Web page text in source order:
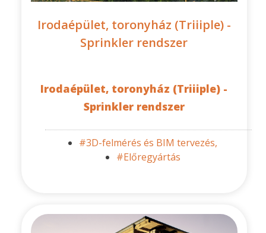
Irodaépület, toronyház (Triiiple) -
Sprinkler rendszer
Irodaépület, toronyház (Triiiple) -
Sprinkler rendszer
#3D-felmérés és BIM tervezés,
#Előregyártás